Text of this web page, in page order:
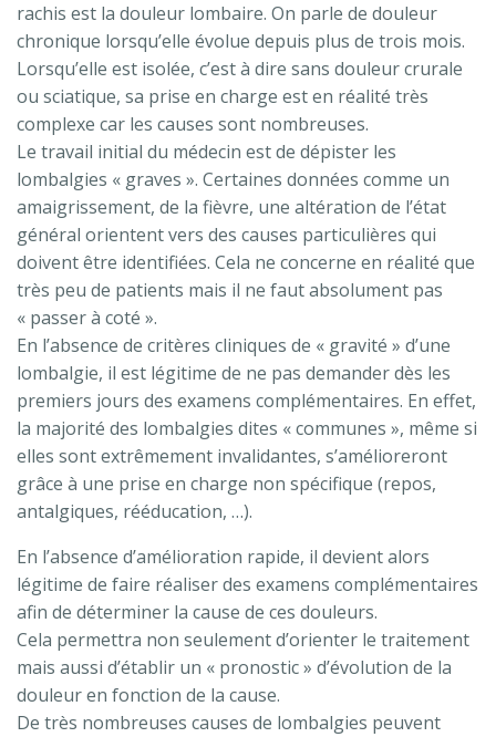
rachis est la douleur lombaire. On parle de douleur
chronique lorsqu’elle évolue depuis plus de trois mois.
Lorsqu’elle est isolée, c’est à dire sans douleur crurale
ou sciatique, sa prise en charge est en réalité très
complexe car les causes sont nombreuses.
Le travail initial du médecin est de dépister les
lombalgies « graves ». Certaines données comme un
amaigrissement, de la fièvre, une altération de l’état
général orientent vers des causes particulières qui
doivent être identifiées. Cela ne concerne en réalité que
très peu de patients mais il ne faut absolument pas
« passer à coté ».
En l’absence de critères cliniques de « gravité » d’une
lombalgie, il est légitime de ne pas demander dès les
premiers jours des examens complémentaires. En effet,
la majorité des lombalgies dites « communes », même si
elles sont extrêmement invalidantes, s’amélioreront
grâce à une prise en charge non spécifique (repos,
antalgiques, rééducation, …).
En l’absence d’amélioration rapide, il devient alors
légitime de faire réaliser des examens complémentaires
afin de déterminer la cause de ces douleurs.
Cela permettra non seulement d’orienter le traitement
mais aussi d’établir un « pronostic » d’évolution de la
douleur en fonction de la cause.
De très nombreuses causes de lombalgies peuvent